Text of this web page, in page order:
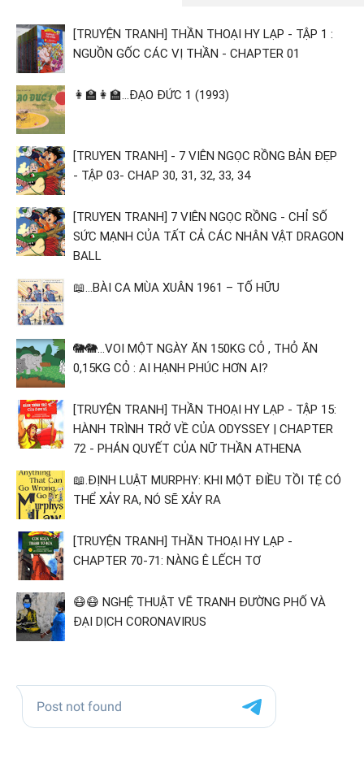
[TRUYỆN TRANH] THẦN THOẠI HY LẠP - TẬP 1 :
NGUỒN GỐC CÁC VỊ THẦN - CHAPTER 01
👩‍🏫👩‍🏫...ĐẠO ĐỨC 1 (1993)
[TRUYEN TRANH] - 7 VIÊN NGỌC RỒNG BẢN ĐẸP
- TẬP 03- CHAP 30, 31, 32, 33, 34
[TRUYEN TRANH] 7 VIÊN NGỌC RỒNG - CHỈ SỐ
SỨC MẠNH CỦA TẤT CẢ CÁC NHÂN VẬT DRAGON
BALL
📖...BÀI CA MÙA XUÂN 1961 – TỐ HỮU
🐘🐘...VOI MỘT NGÀY ĂN 150KG CỎ , THỎ ĂN
0,15KG CỎ : AI HẠNH PHÚC HƠN AI?
[TRUYỆN TRANH] THẦN THOẠI HY LẠP - TẬP 15:
HÀNH TRÌNH TRỞ VỀ CỦA ODYSSEY | CHAPTER
72 - PHÁN QUYẾT CỦA NỮ THẦN ATHENA
📖.ĐỊNH LUẬT MURPHY: KHI MỘT ĐIỀU TỒI TỆ CÓ
THỂ XẢY RA, NÓ SẼ XẢY RA
[TRUYỆN TRANH] THẦN THOẠI HY LẠP -
CHAPTER 70-71: NÀNG Ê LẾCH TƠ
😷😷 NGHỆ THUẬT VẼ TRANH ĐƯỜNG PHỐ VÀ
ĐẠI DỊCH CORONAVIRUS